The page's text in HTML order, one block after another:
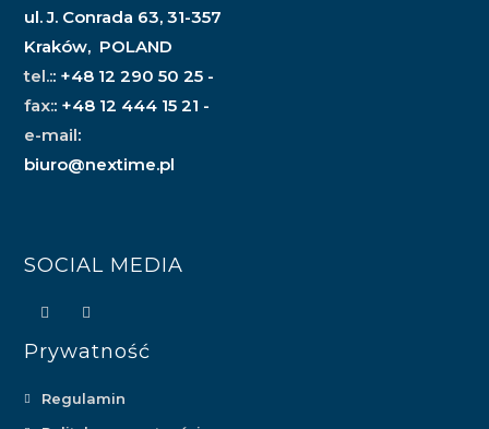
ul. J. Conrada 63, 31-357
Kraków, POLAND
tel.:: +48 12 290 50 25 -
fax:: +48 12 444 15 21 -
e-mail:
biuro@nextime.pl
SOCIAL MEDIA
Prywatność
Regulamin